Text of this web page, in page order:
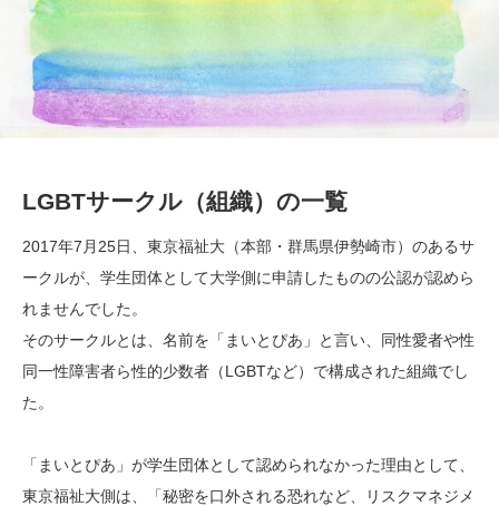
LGBTサークル（組織）の一覧
2017年7月25日、東京福祉大（本部・群馬県伊勢崎市）のあるサ
ークルが、学生団体として大学側に申請したものの公認が認めら
れませんでした。
そのサークルとは、名前を「まいとぴあ」と言い、同性愛者や性
同一性障害者ら性的少数者（LGBTなど）で構成された組織でし
た。
「まいとぴあ」が学生団体として認められなかった理由として、
東京福祉大側は、「秘密を口外される恐れなど、リスクマネジメ